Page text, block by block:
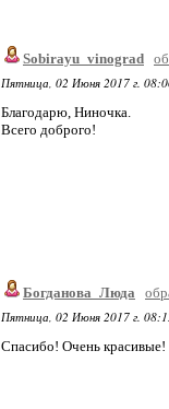
Sobirayu_vinograd
Пятница, 02 Июня 2017 г.
Благодарю, Ниночка.
Всего доброго!
Богданова_Люда
Пятница, 02 Июня 2017 г.
Спасибо! Очень красивые!